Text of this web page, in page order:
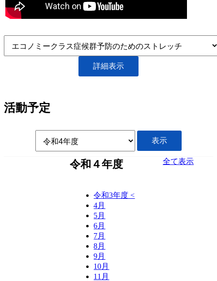
活動予定
令和４年度 全て表示
令和3年度 <
4月
5月
6月
7月
8月
9月
10月
11 月